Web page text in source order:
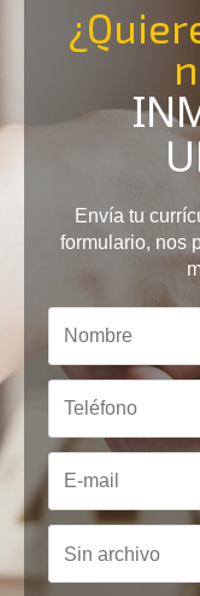
Envía tu
formulario, nos
Sin archivo